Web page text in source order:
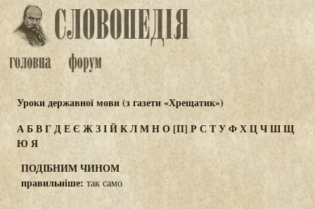
Уроки державної мови (з газети «Хрещатик»)
АБВГДЕЄ ЖЗІЙКЛМНО[П] РСТУФХЦЧШЩ
Ю Я
ПОДІБНИМ ЧИНОМ
правильніше: так само